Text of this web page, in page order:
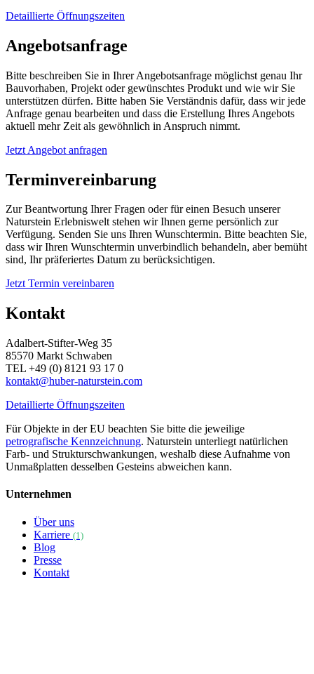
Detaillierte Öffnungszeiten
Angebotsanfrage
Bitte beschreiben Sie in Ihrer Angebotsanfrage möglichst genau Ihr
Bauvorhaben, Projekt oder gewünschtes Produkt und wie wir Sie
unterstützen dürfen. Bitte haben Sie Verständnis dafür, dass wir jede
Anfrage genau bearbeiten und dass die Erstellung Ihres Angebots
aktuell mehr Zeit als gewöhnlich in Anspruch nimmt.
Jetzt Angebot anfragen
Terminvereinbarung
Zur Beantwortung Ihrer Fragen oder für einen Besuch unserer
Naturstein Erlebniswelt stehen wir Ihnen gerne persönlich zur
Verfügung. Senden Sie uns Ihren Wunschtermin. Bitte beachten Sie,
dass wir Ihren Wunschtermin unverbindlich behandeln, aber bemüht
sind, Ihr präferiertes Datum zu berücksichtigen.
Jetzt Termin vereinbaren
Kontakt
Adalbert-Stifter-Weg 35
85570 Markt Schwaben
TEL +49 (0) 8121 93 17 0
kontakt@huber-naturstein.com
Detaillierte Öffnungszeiten
Für Objekte in der EU beachten Sie bitte die jeweilige
petrografische Kennzeichnung. Naturstein unterliegt natürlichen
Farb- und Strukturschwankungen, weshalb diese Aufnahme von
Unmaßplatten desselben Gesteins abweichen kann.
Unternehmen
Über uns
Karriere (1)
Blog
Presse
Kontakt